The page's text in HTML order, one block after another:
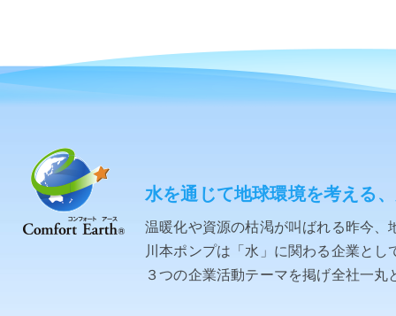
水を通じて地球環境を考える
温暖化や資源の枯渇が叫ばれる昨今
川本ポンプは「水」に関わる企業と
３つの企業活動テーマを掲げ全社一